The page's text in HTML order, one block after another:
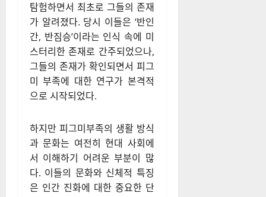
탐험하면서 최초로 그들의 존재
가 알려졌다. 당시 이들은 ‘반인
간, 반짐승’이라는 인식 속에 미
스터리한 존재로 간주되었으나,
그들의 존재가 확인되면서 피그
미 부족에 대한 연구가 본격적
으로 시작되었다.
하지만 피그미부족의 생활 방식
과 문화는 여전히 현대 사회에
서 이해하기 어려운 부분이 많
다. 이들의 문화와 신체적 특징
은 인간 진화에 대한 중요한 단